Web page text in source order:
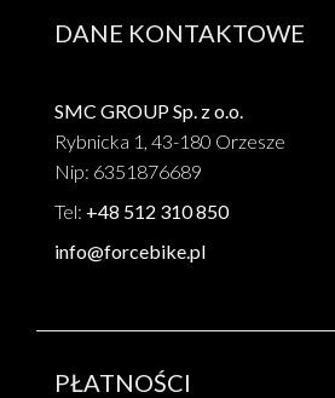
DANE KONTAKTOWE
SMC GROUP Sp. z o.o.
Rybnicka 1, 43-180 Orzesze
Nip: 6351876689
Tel: +48 512 310 850
info@forcebike.pl
PŁATNOŚCI